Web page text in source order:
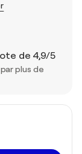
de 4,9/5
plus de